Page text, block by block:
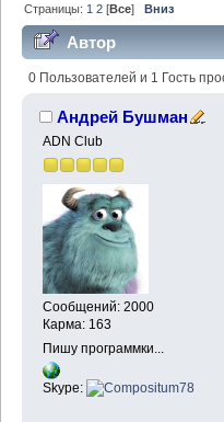
Страницы: 1 2 [Все]Вниз
Автор
(Прочитано 120827 раз)
0 Пользователей и 1 Гость
Андрей Бушман
ADN Club
Сообщений: 2000
Карма: 163
Пишу программки...
Skype: